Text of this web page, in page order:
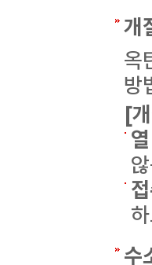
개
옥
방
[
수